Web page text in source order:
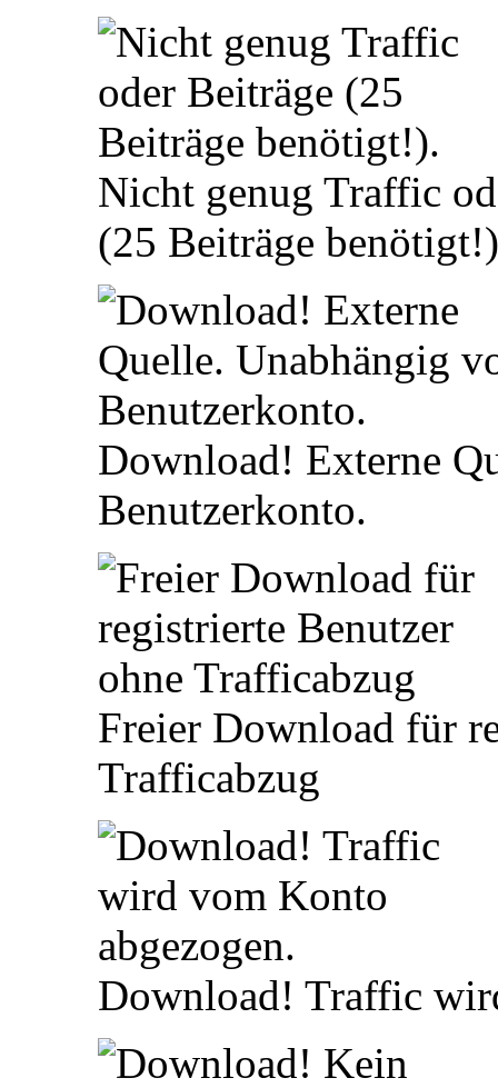
Nicht genug Traffic
(25 Beiträge
Download! Externe
Benutzerkonto.
Freier Download für
Trafficabzug
Download! Traffic